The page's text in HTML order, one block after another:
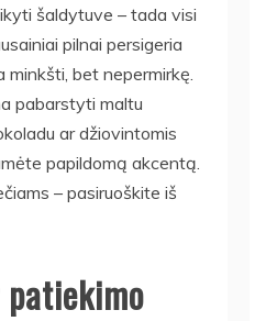
šaldytuve – tada visi
pilnai persigeria
bet nepermirkę.
pabarstyti maltu
ar džiovintomis
papildomą akcentą.
– pasiruoškite iš